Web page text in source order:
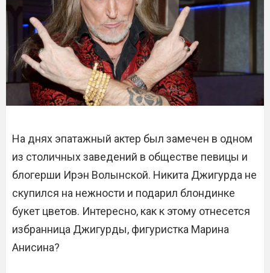
На днях эпатажный актер был замечен в одном
из столичных заведений в обществе певицы и
блогерши Ирэн Волынской. Никита Джигурда не
скупился на нежности и подарил блондинке
букет цветов. Интересно, как к этому отнесется
избранница Джигурды, фигуристка Марина
Анисина?